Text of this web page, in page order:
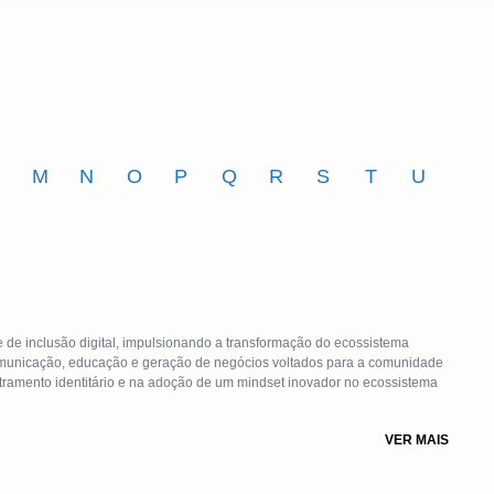
M N O P Q R S T U
inclusão digital, impulsionando a transformação do ecossistema
educação e geração de negócios voltados para a comunidade
identitário e na adoção de um mindset inovador no ecossistema
para carreiras e negócios voltados para a comunidade negra, buscamos
VER MAIS